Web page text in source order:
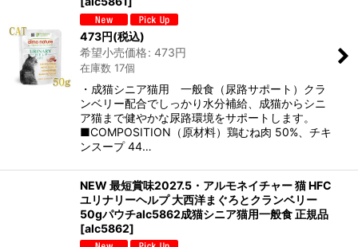
473円(税込)
希望小売価格: 473円
在庫数 17個
・成猫シニア猫用 一般食（尿路サポート）クラ
ンベリー配合でしっかり水分補給、成猫からシニ
ア猫まで健やかな尿路環境をサポートします。
■COMPOSITION（原材料）鶏むね肉 50%、チキ
ンスープ 44…
NEW 最短賞味2027.5・アルモネイチャー 猫 HFC
ユリナリーヘルプ 大西洋まぐろとクランベリー
50gパウチalc5862成猫シニア猫用一般食 正規品
[alc5862]